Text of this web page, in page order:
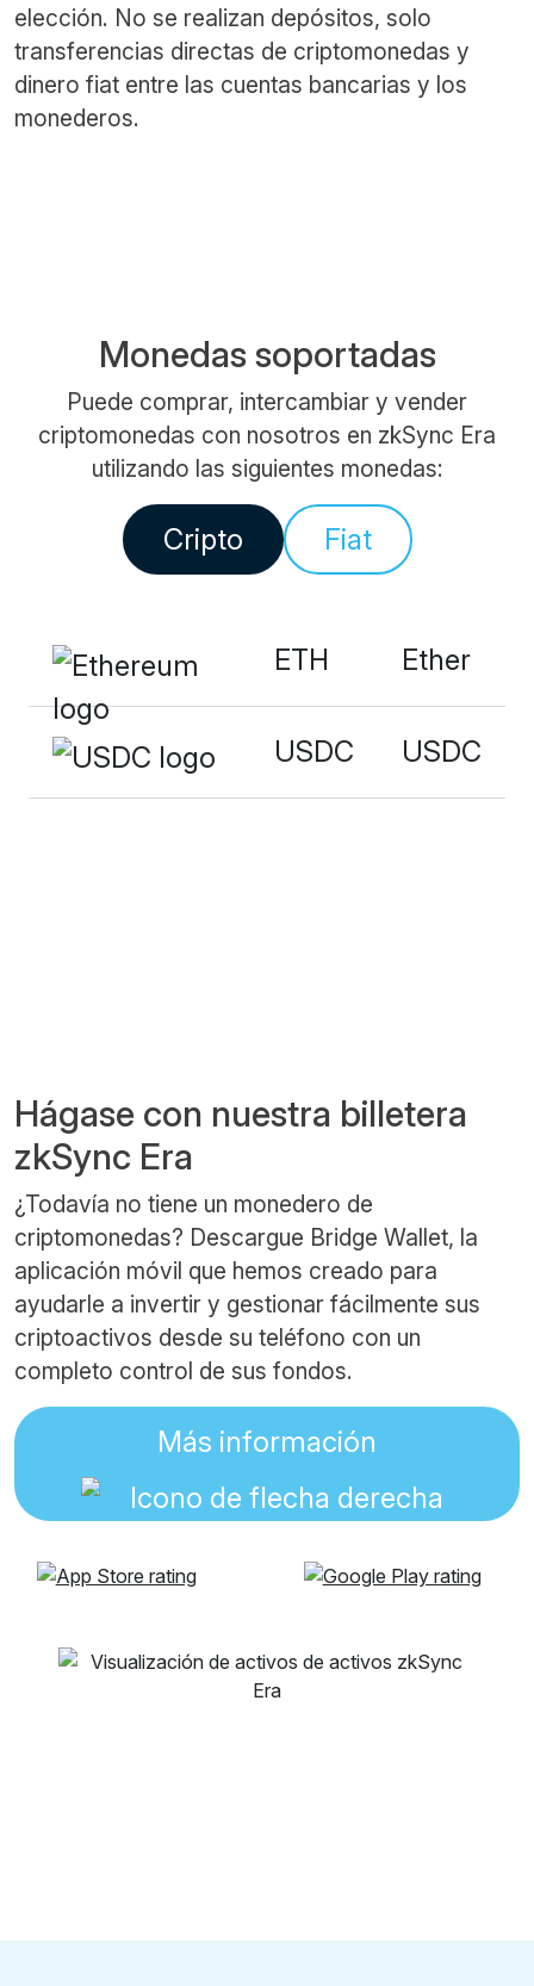
elección. No se realizan depósitos, solo
transferencias directas de criptomonedas y
dinero fiat entre las cuentas bancarias y los
monederos.
Monedas soportadas
Puede comprar, intercambiar y vender
criptomonedas con nosotros en zkSync Era
utilizando las siguientes monedas:
Cripto Fiat
ETH Ether
USDC USDC
Hágase con nuestra billetera
zkSync Era
¿Todavía no tiene un monedero de
criptomonedas? Descargue Bridge Wallet, la
aplicación móvil que hemos creado para
ayudarle a invertir y gestionar fácilmente sus
criptoactivos desde su teléfono con un
completo control de sus fondos.
Más información